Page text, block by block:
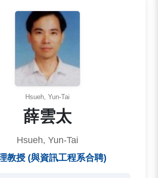
薛雲太
Hsueh, Yun-Tai
教授 (與資訊工程系合聘)
Hsueh, Yun-Tai